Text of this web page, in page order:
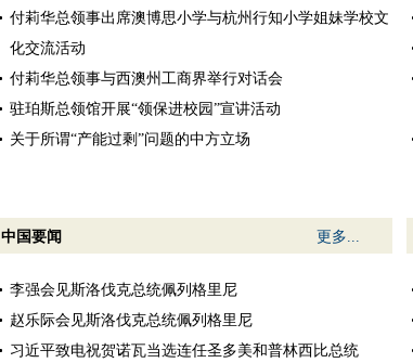
付莉华总领事出席澳博思小学与杭州行知小学姐妹学校文
化交流活动
付莉华总领事与西澳州工商界举行对话会
驻珀斯总领馆开展“领保进校园”宣讲活动
关于所谓“产能过剩”问题的中方立场
中国要闻 更多...
李强会见斯洛伐克总统佩列格里尼
赵乐际会见斯洛伐克总统佩列格里尼
习近平致电祝贺诺瓦当选连任圣多美和普林西比总统